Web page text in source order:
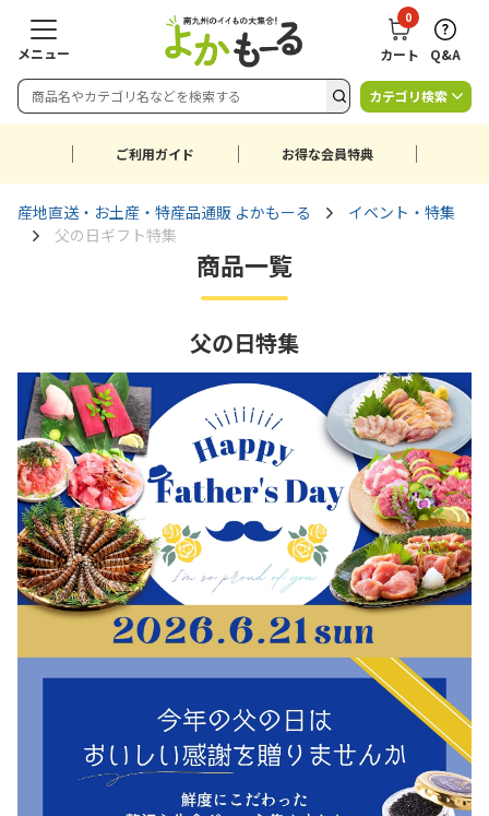
メニュー
0
カート Q&A
カテゴリ検索
ご利用ガイド お得な会員特典
産地直送・お土産・特産品通販 よかもーる
イベント・特集
父の日ギフト特集
商品一覧
父の日特集